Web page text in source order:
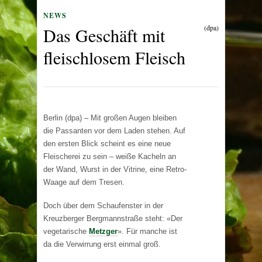
NEWS
Das Geschäft mit
fleischlosem Fleisch
(dpa)
Berlin (dpa) – Mit großen Augen bleiben
die Passanten vor dem Laden stehen. Auf
den ersten Blick scheint es eine neue
Fleischerei zu sein – weiße Kacheln an
der Wand, Wurst in der Vitrine, eine Retro-
Waage auf dem Tresen.
Doch über dem Schaufenster in der
Kreuzberger Bergmannstraße steht: «Der
vegetarische Metzger». Für manche ist
da die Verwirrung erst einmal groß.